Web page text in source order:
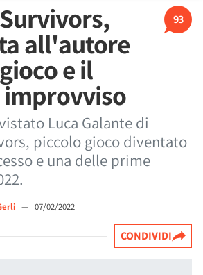
93
all'autore
e il
improvviso
Luca Galante di
piccolo gioco diventato
e una delle prime
— 07/02/2022
CONDIVIDI